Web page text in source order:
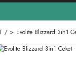
/ Evolite Blizzard 3in1